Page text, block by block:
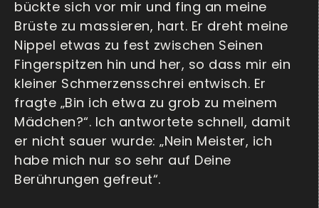
bückte sich vor mir und fing an meine
Brüste zu massieren, hart. Er dreht meine
Nippel etwas zu fest zwischen Seinen
Fingerspitzen hin und her, so dass mir ein
kleiner Schmerzensschrei entwisch. Er
fragte „Bin ich etwa zu grob zu meinem
Mädchen?“. Ich antwortete schnell, damit
er nicht sauer wurde: „Nein Meister, ich
habe mich nur so sehr auf Deine
Berührungen gefreut“.